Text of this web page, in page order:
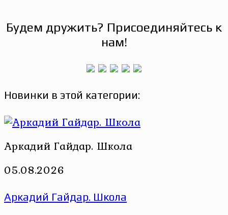
Будем дружить? Присоединяйтесь к
нам!
Новинки в этой категории:
Аркадий Гайдар. Школа
05.08.2026
Аркадий Гайдар. Школа